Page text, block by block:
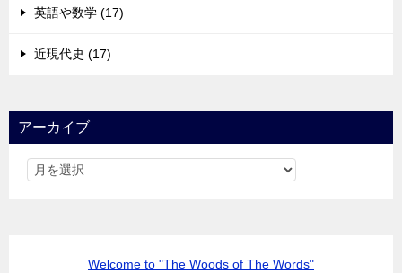
英語や数学 (17)
近現代史 (17)
アーカイブ
Welcome to "The Woods of The Words"